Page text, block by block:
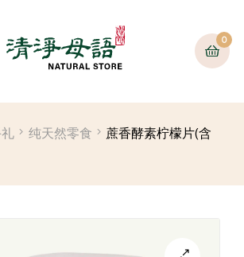
0
纯天然零食
蔗香酵素柠檬片(含